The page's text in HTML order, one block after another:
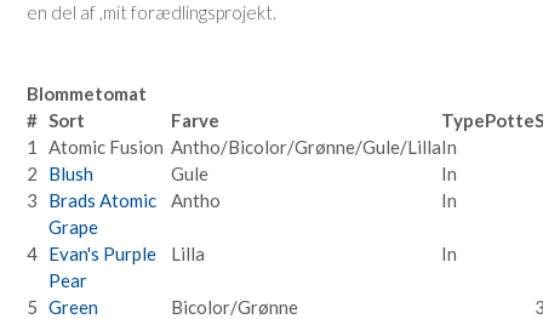
en del af ,mit forædlingsprojekt.
Blommetomat
# Sort Farve TypePotte
1
Atomic Fusion Antho/Bicolor/Grønne/Gule/LillaIn
2
Blush Gule
In
3
Brads Atomic
Grape
Antho In
4 Evan's Purple
Pear
Lilla In
5 Green
Bicolor/Grønne